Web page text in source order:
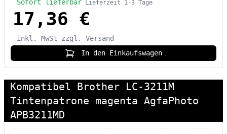
Sofort lieferbar Lieferzeit 1-3 Tage
17,36 €
inkl. MwSt
zzgl. Versand
In den Einkaufswagen
Kompatibel Brother LC-3211M
Tintenpatrone magenta AgfaPhoto
APB3211MD